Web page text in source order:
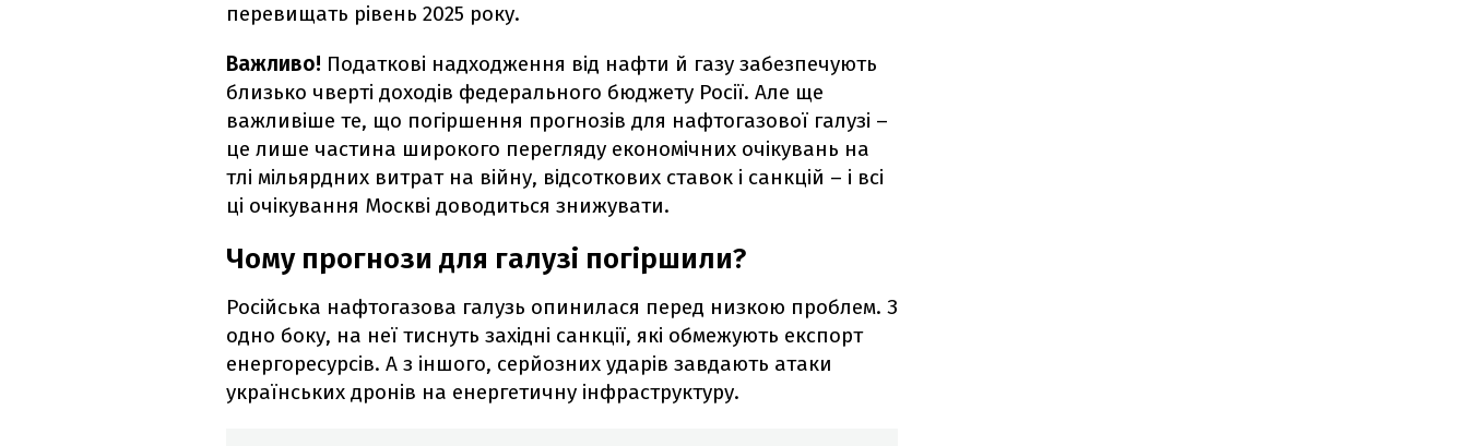
перевищать рівень 2025 року.
Важливо! Податкові надходження від нафти й газу забезпечують
близько чверті доходів федерального бюджету Росії. Але ще
важливіше те, що погіршення прогнозів для нафтогазової галузі –
це лише частина широкого перегляду економічних очікувань на
тлі мільярдних витрат на війну, відсоткових ставок і санкцій – і всі
ці очікування Москві доводиться знижувати.
Чому прогнози для галузі погіршили?
Російська нафтогазова галузь опинилася перед низкою проблем. З
одно боку, на неї тиснуть західні санкції, які обмежують експорт
енергоресурсів. А з іншого, серйозних ударів завдають атаки
українських дронів на енергетичну інфраструктуру.